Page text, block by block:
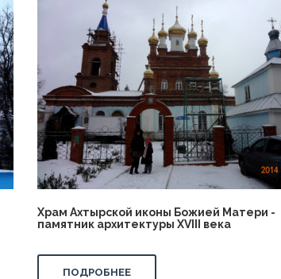
Храм Ахтырской иконы Божией Матери -
памятник архитектуры XVIII века
ПОДРОБНЕЕ